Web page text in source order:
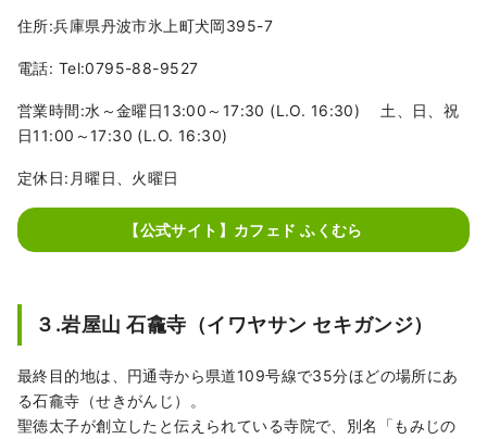
住所:兵庫県丹波市氷上町犬岡395-7
電話: Tel:0795-88-9527
営業時間:水～金曜日13:00～17:30 (L.O. 16:30) 土、日、祝
日11:00～17:30 (L.O. 16:30)
定休日:月曜日、火曜日
【公式サイト】カフェド ふくむら
３.岩屋山 石龕寺（イワヤサン セキガンジ）
最終目的地は、円通寺から県道109号線で35分ほどの場所にあ
る石龕寺（せきがんじ）。
聖徳太子が創立したと伝えられている寺院で、別名「もみじの